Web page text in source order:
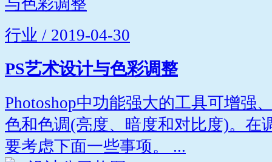
行业 / 2019-04-30
PS艺术设计与色彩调整
Photoshop中功能强大的工具可增强
色和色调(亮度、暗度和对比度)。在
要考虑下面一些事项。 ...